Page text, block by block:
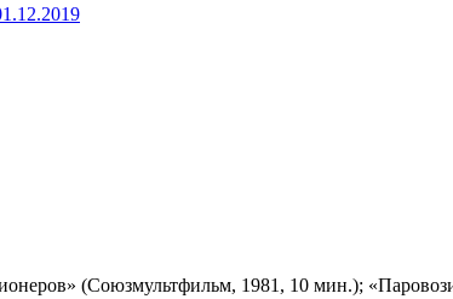
(Союзмультфильм, 1981, 10 мин.);